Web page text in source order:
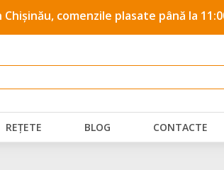
comenzile plasate până la
REȚETE BLOG CONTACTE